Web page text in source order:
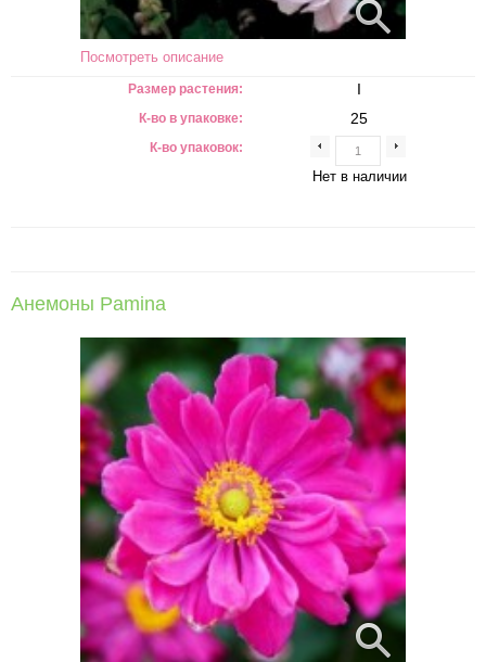
Посмотреть описание
Размер растения:
К-во в упаковке:
К-во упаковок:
I
25
Нет в наличии
Анемоны Pamina